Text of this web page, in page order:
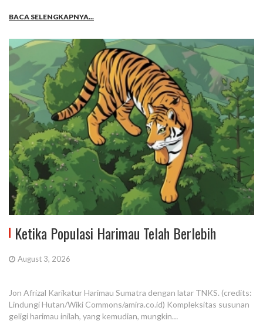
BACA SELENGKAPNYA...
Ketika Populasi Harimau Telah Berlebih
August 3, 2026
Jon Afrizal Karikatur Harimau Sumatra dengan latar TNKS. (credits:
Lindungi Hutan/Wiki Commons/amira.co.id) Kompleksitas susunan
geligi harimau inilah, yang kemudian, mungkin…